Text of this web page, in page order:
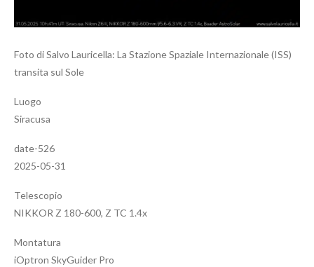
Foto di Salvo Lauricella: La Stazione Spaziale Internazionale (ISS)
transita sul Sole
Luogo
Siracusa
date-526
2025-05-31
Telescopio
NIKKOR Z 180-600, Z TC 1.4x
Montatura
iOptron SkyGuider Pro